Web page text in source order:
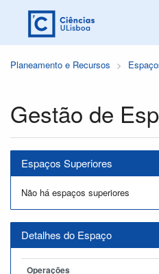
Planeamento e Recursos
Gestão de
Espaços Superiores
Não há espaços superiores
Detalhes do Espaço
Operações